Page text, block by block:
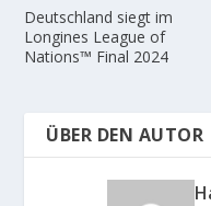
Deutschland siegt im
Longines League of
Nations™ Final 2024
ÜBER DEN AUTOR